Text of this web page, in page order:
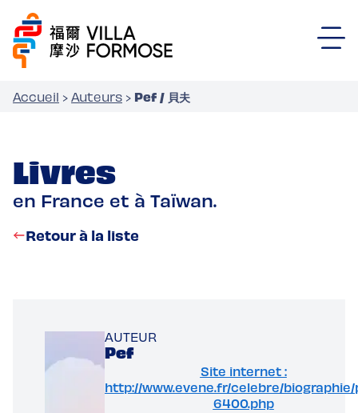
Accueil › Auteurs › Pef / 貝夫
Livres
en France et à Taïwan.
Retour à la liste
AUTEUR
Pef
Site internet :
http://www.evene.fr/celebre/
6400.php